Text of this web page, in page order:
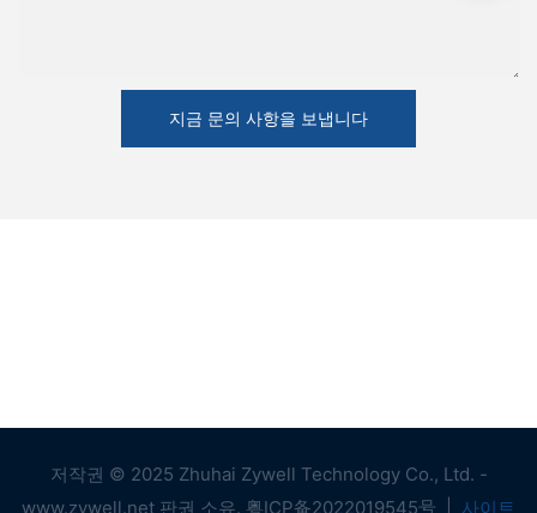
지금 문의 사항을 보냅니다
저작권 © 2025 Zhuhai Zywell Technology Co., Ltd. -
www.zywell.net 판권 소유. 粤ICP备2022019545号 사이트